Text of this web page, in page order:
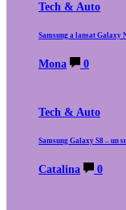
Tech & Auto
Samsung a lansat Galaxy
Mona 0
Tech & Auto
Samsung Galaxy S8 – un
Catalina 0